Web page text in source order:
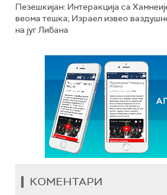
Пезешкијан: Интеракција са
веома тешка; Израел извео
на југ Либана
КОМЕНТАРИ